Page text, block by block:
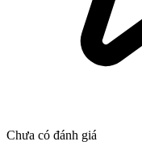
Chưa có đánh giá